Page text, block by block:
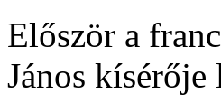
Először a
János